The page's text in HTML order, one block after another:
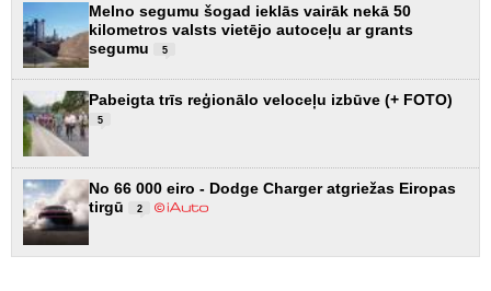
Melno segumu šogad ieklās vairāk nekā 50
kilometros valsts vietējo autoceļu ar grants
segumu
5
Pabeigta trīs reģionālo veloceļu izbūve (+ FOTO)
5
No 66 000 eiro - Dodge Charger atgriežas Eiropas
tirgū
2